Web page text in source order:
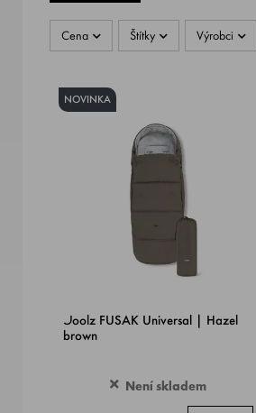
Cena Štítky Výrobci
NOVINKA
Joolz FUSAK Universal | Hazel
brown
Není skladem